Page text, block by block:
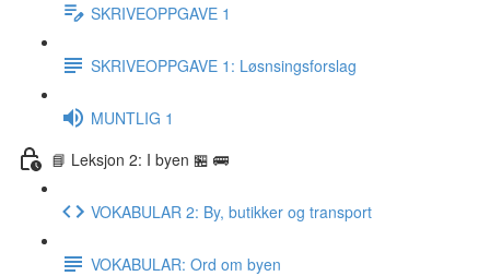
SKRIVEOPPGAVE 1
SKRIVEOPPGAVE 1: Løsnsingsforslag
MUNTLIG 1
📘 Leksjon 2: I byen 🏪 🚌
VOKABULAR 2: By, butikker og transport
VOKABULAR: Ord om byen